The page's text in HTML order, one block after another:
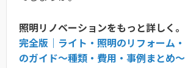
照明リノベーションをもっと詳しく。
完全版｜ライト・照明のリフォーム
のガイド〜種類・費用・事例まとめ〜